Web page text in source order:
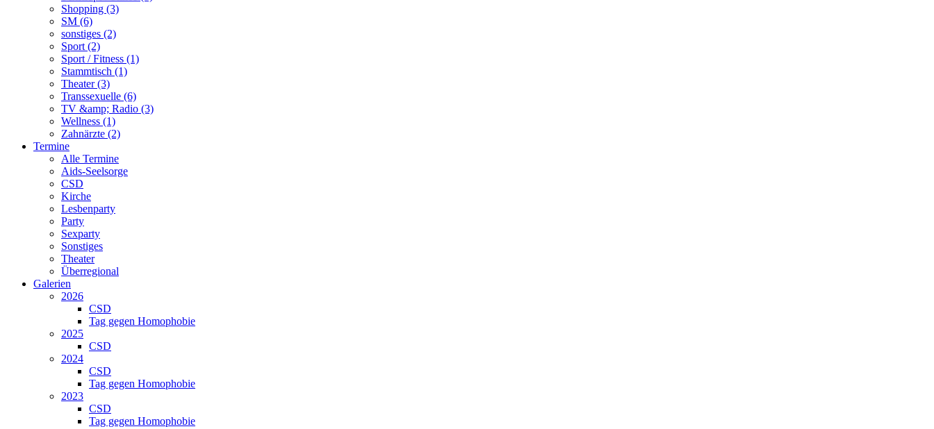
Shopping (3)
SM (6)
sonstiges (2)
Sport (2)
Sport / Fitness (1)
Stammtisch (1)
Theater (3)
Transsexuelle (6)
TV &amp; Radio (3)
Wellness (1)
Zahnärzte (2)
Termine
Alle Termine
Aids-Seelsorge
CSD
Kirche
Lesbenparty
Party
Sexparty
Sonstiges
Theater
Überregional
Galerien
2026
CSD
Tag gegen Homophobie
2025
CSD
2024
CSD
Tag gegen Homophobie
2023
CSD
Tag gegen Homophobie